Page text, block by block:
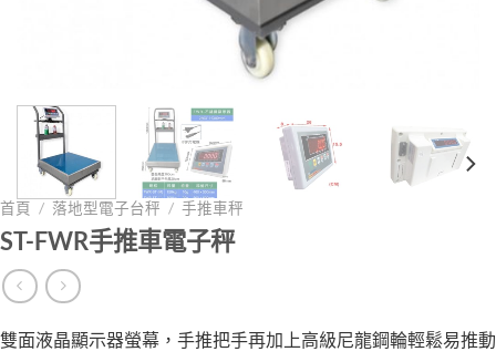
首頁 / 落地型電子台秤 / 手推車秤
ST-FWR手推車電子秤
雙面液晶顯示器螢幕，手推把手再加上高級尼龍鋼輪輕鬆易推動